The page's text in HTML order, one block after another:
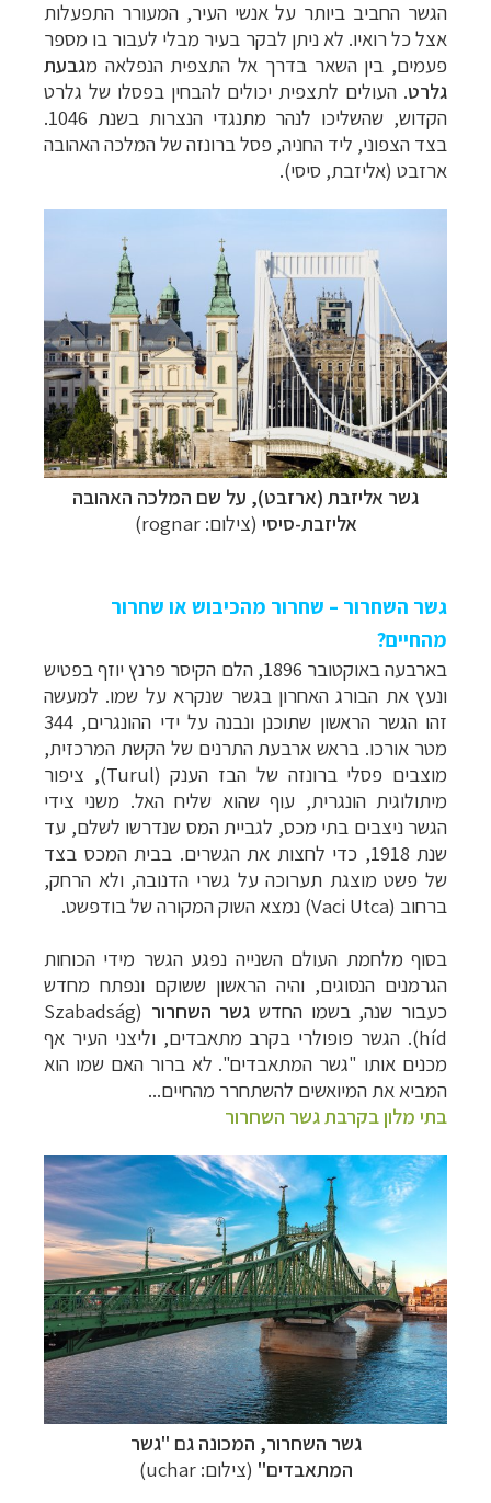
הגשר החביב ביותר על אנשי העיר, המעורר התפעלות
אצל כל רואיו. לא ניתן לבקר בעיר מבלי לעבור בו מספר
פעמים, בין השאר בדרך אל התצפית הנפלאה מגבעת
גלרט. העולים לתצפית יכולים להבחין בפסלו של גלרט
הקדוש, שהשליכו לנהר מתנגדי הנצרות בשנת 1046.
בצד הצפוני, ליד החניה, פסל ברונזה של המלכה האהובה
ארזבט (אליזבת, סיסי).
גשר אליזבת (ארזבט), על שם המלכה האהובה
אליזבת-סיסי (צילום:rognar
)
גשר השחרור – שחרור מהכיבוש או שחרור
מהחיים?
בארבעה באוקטובר 1896, הלם הקיסר פרנץ יוזף בפטיש
ונעץ את הבורג האחרון בגשר שנקרא על שמו. למעשה
זהו הגשר הראשון שתוכנן ונבנה על ידי ההונגרים, 344
מטר אורכו. בראש ארבעת התרנים של הקשת המרכזית,
מוצבים פסלי ברונזה של הבז הענק (Turul), ציפור
מיתולוגית הונגרית, עוף שהוא שליח האל. משני צידי
הגשר ניצבים בתי מכס, לגביית המס שנדרשו לשלם, עד
שנת 1918, כדי לחצות את הגשרים. בבית המכס בצד
של פשט מוצגת תערוכה על גשרי הדנובה, ולא הרחק,
ברחוב (Vaci Utca) נמצא השוק המקורה של בודפשט.
בסוף מלחמת העולם השנייה נפגע הגשר מידי הכוחות
הגרמנים הנסוגים, והיה הראשון ששוקם ונפתח מחדש
כעבור שנה, בשמו החדש גשר השחרור (
Szabadság
híd). הגשר פופולרי בקרב מתאבדים, וליצני העיר אף
מכנים אותו "גשר המתאבדים". לא ברור האם שמו הוא
המביא את המיואשים להשתחרר מהחיים...
בתי מלון בקרבת גשר השחרור
גשר השחרור, המכונה גם "גשר
המתאבדים" (צילום:uchar
)